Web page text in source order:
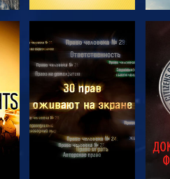
СМОТРЕТЬ